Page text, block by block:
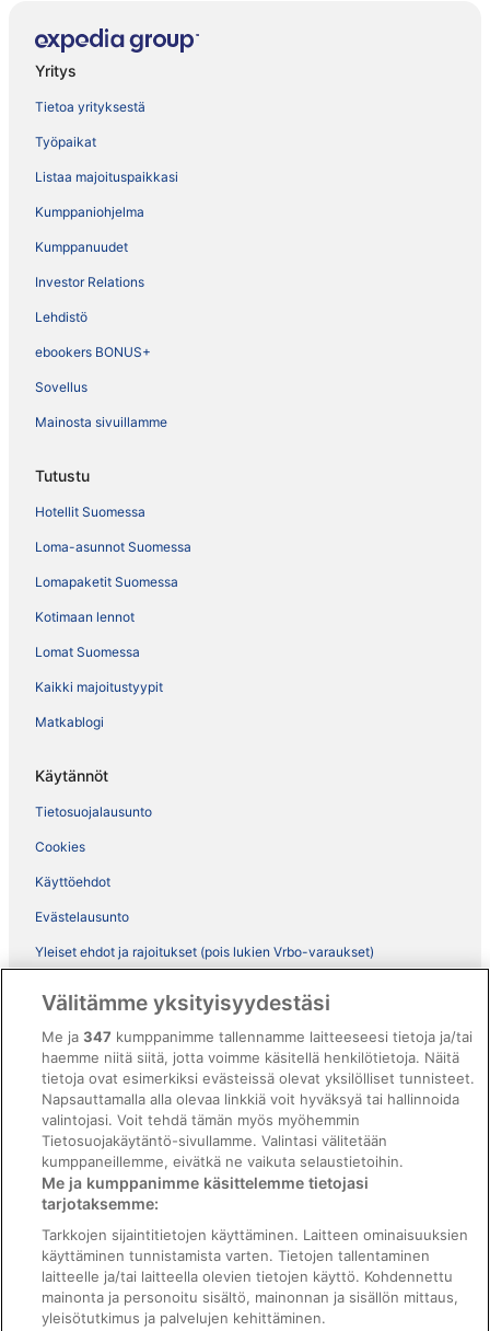
Yritys
Tietoa yrityksestä
Työpaikat
Listaa majoituspaikkasi
Kumppaniohjelma
Kumppanuudet
Investor Relations
Lehdistö
ebookers BONUS+
Sovellus
Mainosta sivuillamme
Tutustu
Hotellit Suomessa
Loma-asunnot Suomessa
Lomapaketit Suomessa
Kotimaan lennot
Lomat Suomessa
Kaikki majoitustyypit
Matkablogi
Käytännöt
Tietosuojalausunto
Cookies
Käyttöehdot
Evästelausunto
Yleiset ehdot ja rajoitukset (pois lukien Vrbo-varaukset)
ebookers BONUS+ -ohjelman ehdot
Oikeudelliset tiedot / ota meihin yhteyttä
Sisältövaatimukset ja ilmoituksen tekeminen sisällöstä
Tuki
Ota yhteyttä
Varauksen muuttaminen tai peruuttaminen
Varaa lento lentoyhtiön hyvityskupongeilla
Hyvityksen hakeminen ja aikarajat
Välitämme yksityisyydestäsi
Me ja347 kumppanimme tallennamme laitteeseesi tietoja ja/tai
haemme niitä siitä, jotta voimme käsitellä henkilötietoja. Näitä
tietoja ovat esimerkiksi evästeissä olevat yksilölliset tunnisteet.
Napsauttamalla alla olevaa linkkiä voit hyväksyä tai hallinnoida
valintojasi. Voit tehdä tämän myös myöhemmin
Tietosuojakäytäntö-sivullamme. Valintasi välitetään
kumppaneillemme, eivätkä ne vaikuta selaustietoihin.
Me ja kumppanimme käsittelemme tietojasi
tarjotaksemme:
Tarkkojen sijaintitietojen käyttäminen. Laitteen ominaisuuksien
käyttäminen tunnistamista varten. Tietojen tallentaminen
laitteelle ja/tai laitteella olevien tietojen käyttö. Kohdennettu
mainonta ja personoitu sisältö, mainonnan ja sisällön mittaus,
yleisötutkimus ja palvelujen kehittäminen.